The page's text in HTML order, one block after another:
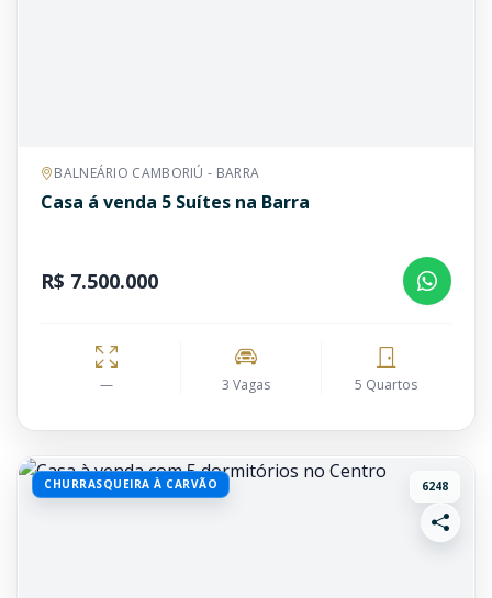
BALNEÁRIO CAMBORIÚ - BARRA
Casa á venda 5 Suítes na Barra
R$ 7.500.000
— 3 Vagas 5 Quartos
CHURRASQUEIRA À CARVÃO 6248